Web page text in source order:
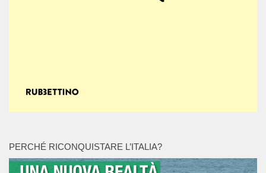
PERCHÉ RICONQUISTARE L’ITALIA?